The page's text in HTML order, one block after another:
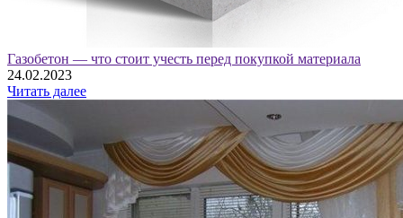
Газобетон — что стоит учесть перед покупкой материала
24.02.2023
Читать далее